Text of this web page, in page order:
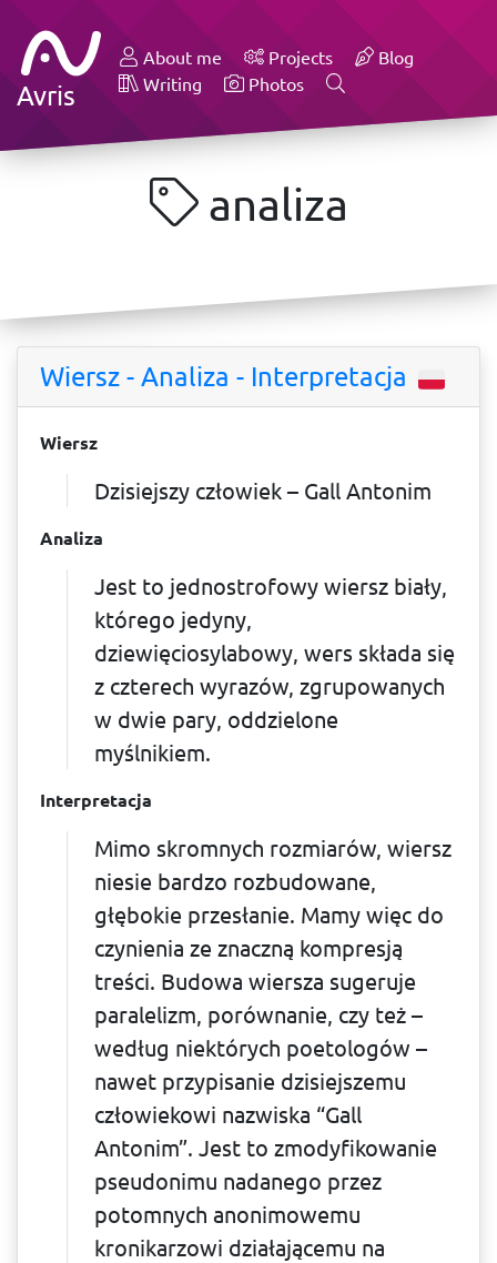
Avris
About me Projects
Blog
Writing
Photos
analiza
Wiersz - Analiza - Interpretacja
Wiersz
Dzisiejszy człowiek – Gall Antonim
Analiza
Jest to jednostrofowy wiersz biały,
którego jedyny,
dziewięciosylabowy, wers składa się
z czterech wyrazów, zgrupowanych
w dwie pary, oddzielone
myślnikiem.
Interpretacja
Mimo skromnych rozmiarów, wiersz
niesie bardzo rozbudowane,
głębokie przesłanie. Mamy więc do
czynienia ze znaczną kompresją
treści. Budowa wiersza sugeruje
paralelizm, porównanie, czy też –
według niektórych poetologów –
nawet przypisanie dzisiejszemu
człowiekowi nazwiska “Gall
Antonim”. Jest to zmodyfi­kowanie
pseudonimu nadanego przez
potomnych anonimowemu
kronikarzowi działającemu na